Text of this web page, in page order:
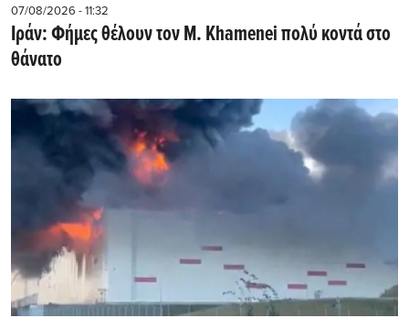
07/08/2026 - 11:32
Ιράν: Φήμες θέλουν τον Μ. Khamenei πολύ κοντά στο
θάνατο